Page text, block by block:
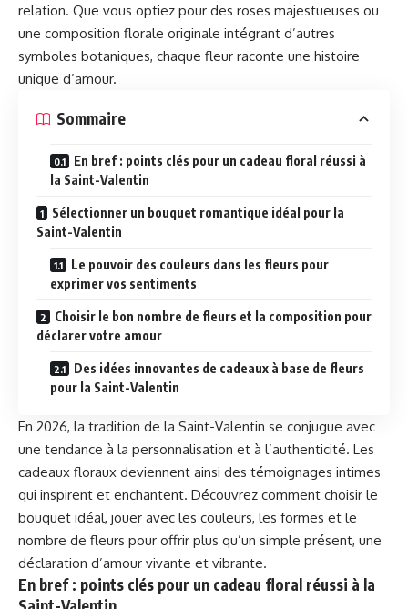
relation. Que vous optiez pour des roses majestueuses ou
une composition florale originale intégrant d’autres
symboles botaniques, chaque fleur raconte une histoire
unique d’amour.
Sommaire
En bref : points clés pour un cadeau floral réussi à
la Saint-Valentin
Sélectionner un bouquet romantique idéal pour la
Saint-Valentin
Le pouvoir des couleurs dans les fleurs pour
exprimer vos sentiments
Choisir le bon nombre de fleurs et la composition pour
déclarer votre amour
Des idées innovantes de cadeaux à base de fleurs
pour la Saint-Valentin
En 2026, la tradition de la Saint-Valentin se conjugue avec
une tendance à la personnalisation et à l’authenticité. Les
cadeaux floraux deviennent ainsi des témoignages intimes
qui inspirent et enchantent. Découvrez comment choisir le
bouquet idéal, jouer avec les couleurs, les formes et le
nombre de fleurs pour offrir plus qu’un simple présent, une
déclaration d’amour vivante et vibrante.
En bref : points clés pour un cadeau floral réussi à la